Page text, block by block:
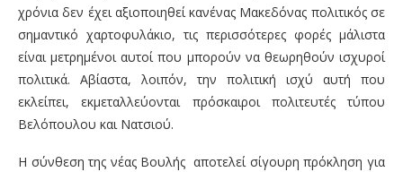
χρόνια δεν έχει αξιοποιηθεί κανένας Μακεδόνας πολιτικός σε
σημαντικό χαρτοφυλάκιο, τις περισσότερες φορές μάλιστα
είναι μετρημένοι αυτοί που μπορούν να θεωρηθούν ισχυροί
πολιτικά. Αβίαστα, λοιπόν, την πολιτική ισχύ αυτή που
εκλείπει, εκμεταλλεύονται πρόσκαιροι πολιτευτές τύπου
Βελόπουλου και Νατσιού.
Η σύνθεση της νέας Βουλής αποτελεί σίγουρη πρόκληση για